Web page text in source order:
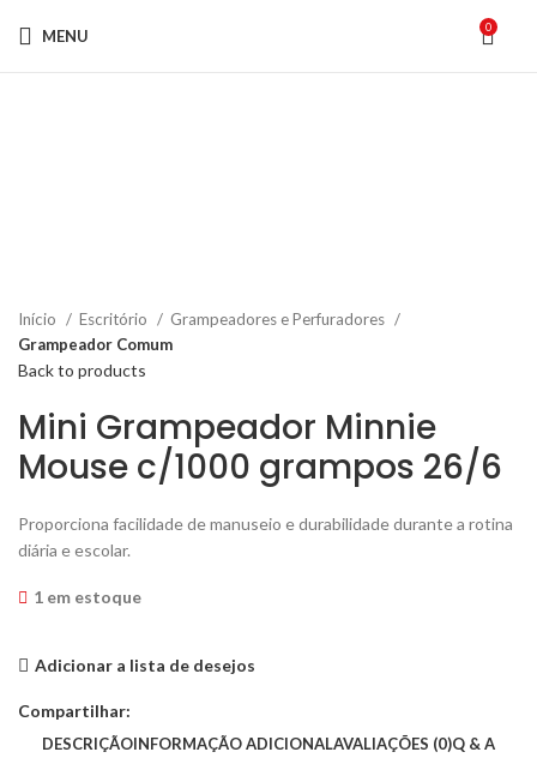
MENU 0
Início Escritório
Grampeadores e Perfuradores
Grampeador Comum
Back to products
Mini Grampeador Minnie
Mouse c/1000 grampos 26/6
Proporciona facilidade de manuseio e durabilidade durante a rotina
diária e escolar.
1 em estoque
Adicionar a lista de desejos
Compartilhar:
DESCRIÇÃOINFORMAÇÃO ADICIONALAVALIAÇÕES (0)Q & A